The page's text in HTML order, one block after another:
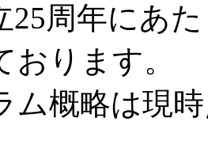
25周年にあ
おります。
概略は現